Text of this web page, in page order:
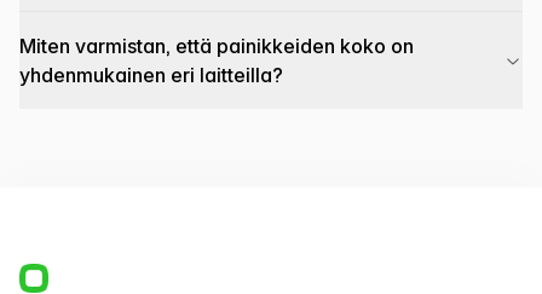
Miten varmistan, että painikkeiden koko on
yhdenmukainen eri laitteilla?